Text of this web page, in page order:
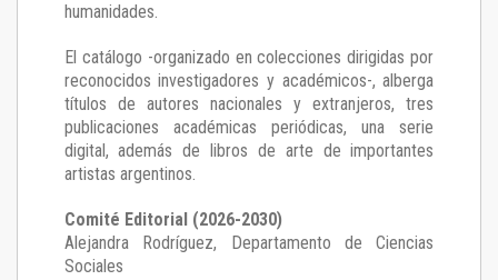
humanidades.
El catálogo -organizado en colecciones dirigidas por
reconocidos investigadores y académicos-, alberga
títulos de autores nacionales y extranjeros, tres
publicaciones académicas periódicas, una serie
digital, además de libros de arte de importantes
artistas argentinos.
Comité Editorial (2026-2030)
Alejandra Rodríguez, Departamento de Ciencias
Sociales